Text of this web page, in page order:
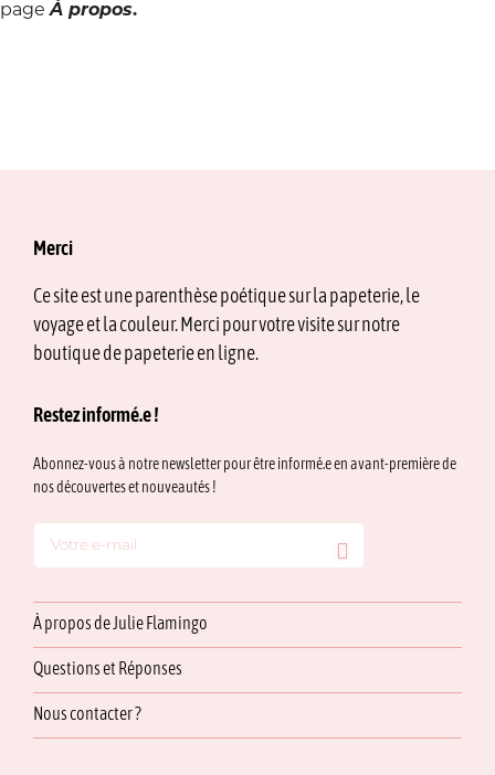
pageÀ propos.
Merci
Ce site est une parenthèse poétique sur la papeterie, le
voyage et la couleur. Merci pour votre visite sur notre
boutique de papeterie en ligne.
Restez informé.e !
Abonnez-vous à notre newsletter pour être informé.e en avant-première de
nos découvertes et nouveautés !
À propos de Julie Flamingo
Questions et Réponses
Nous contacter ?